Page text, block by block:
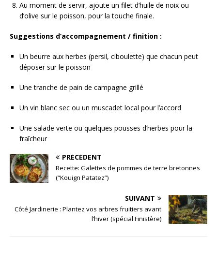
Au moment de servir, ajoute un filet d’huile de noix ou
d’olive sur le poisson, pour la touche finale.
Suggestions d’accompagnement / finition :
Un beurre aux herbes (persil, ciboulette) que chacun peut
déposer sur le poisson
Une tranche de pain de campagne grillé
Un vin blanc sec ou un muscadet local pour l’accord
Une salade verte ou quelques pousses d’herbes pour la
fraîcheur
PRÉCÉDENT
Recette: Galettes de pommes de terre bretonnes
(“Kouign Patatez”)
SUIVANT
Côté Jardinerie : Plantez vos arbres fruitiers avant
l’hiver (spécial Finistère)